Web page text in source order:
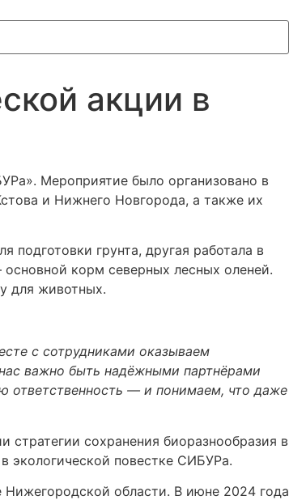
акции в
Мероприятие было организовано в
и Нижнего Новгорода, а также их
грунта, другая работала в
корм северных лесных оленей.
для животных.
с сотрудниками оказываем
важно быть надёжными партнёрами
ответственность — и понимаем, что даже
сохранения биоразнообразия в
экологической повестке СИБУРа.
Нижегородской области. В июне 2024 года